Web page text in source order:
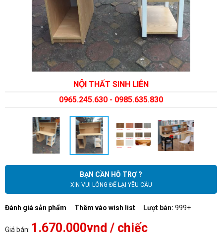
NỘI THẤT SINH LIÊN
0965.245.630 - 0985.635.830
BẠN CẦN HỖ TRỢ ?
XIN VUI LÒNG ĐỂ LẠI YÊU CẦU
Đánh giá sản phẩm Thêm vào wish list Lượt bán: 999+
Giá bán: 1.670.000vnd / chiếc